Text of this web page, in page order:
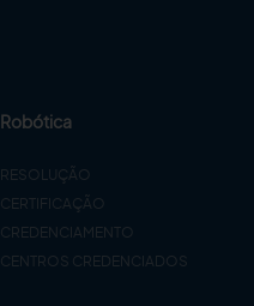
Robótica
RESOLUÇÃO
CERTIFICAÇÃO
CREDENCIAMENTO
CENTROS CREDENCIADOS